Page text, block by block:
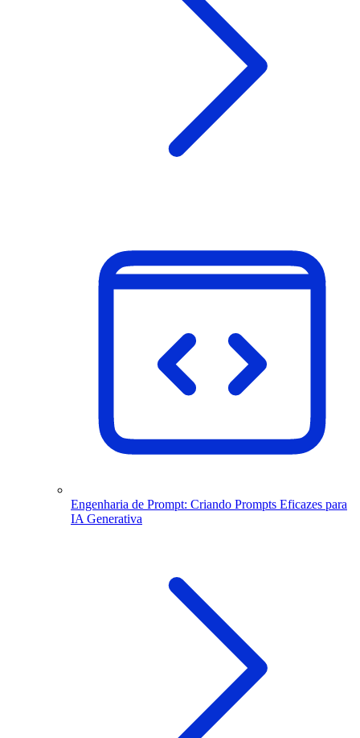
Engenharia de Prompt: Criando Prompts Eficazes para
IA Generativa